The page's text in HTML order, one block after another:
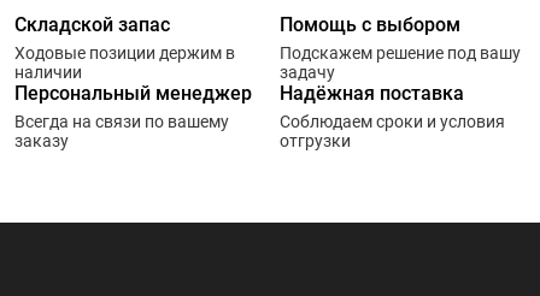
Складской запас
Ходовые позиции держим в
наличии
Помощь с выбором
Подскажем решение под вашу
задачу
Персональный менеджер
Всегда на связи по вашему
заказу
Надёжная поставка
Соблюдаем сроки и условия
отгрузки